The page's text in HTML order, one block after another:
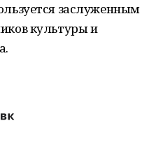
заслуженным
культуры и